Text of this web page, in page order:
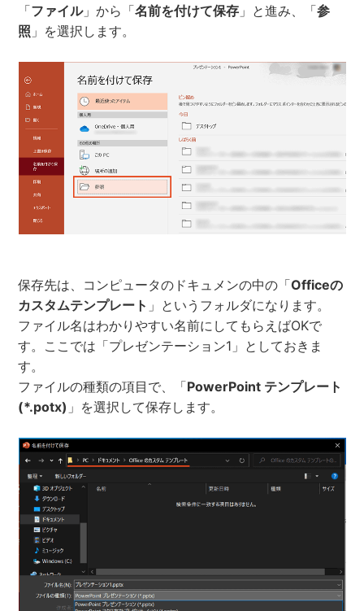
「ファイル」から「名前を付けて保存 」と進み、「参
照 」を選択します。
保存先は、コンピュータのドキュメンの中の「Officeの
カスタムテンプレート 」というフォルダになります。
ファイル名はわかりやすい名前にしてもらえばOKで
す。ここでは「プレゼンテーション1」としておきま
す。
ファイルの種類の項目で、「PowerPoint テンプレート
(*.potx) 」を選択して保存します。